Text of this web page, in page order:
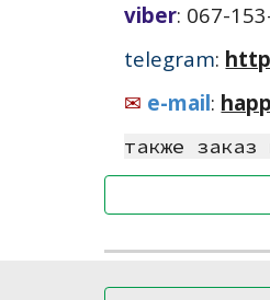
viber: 067-
telegram:
✉ e-mail:
также заказ